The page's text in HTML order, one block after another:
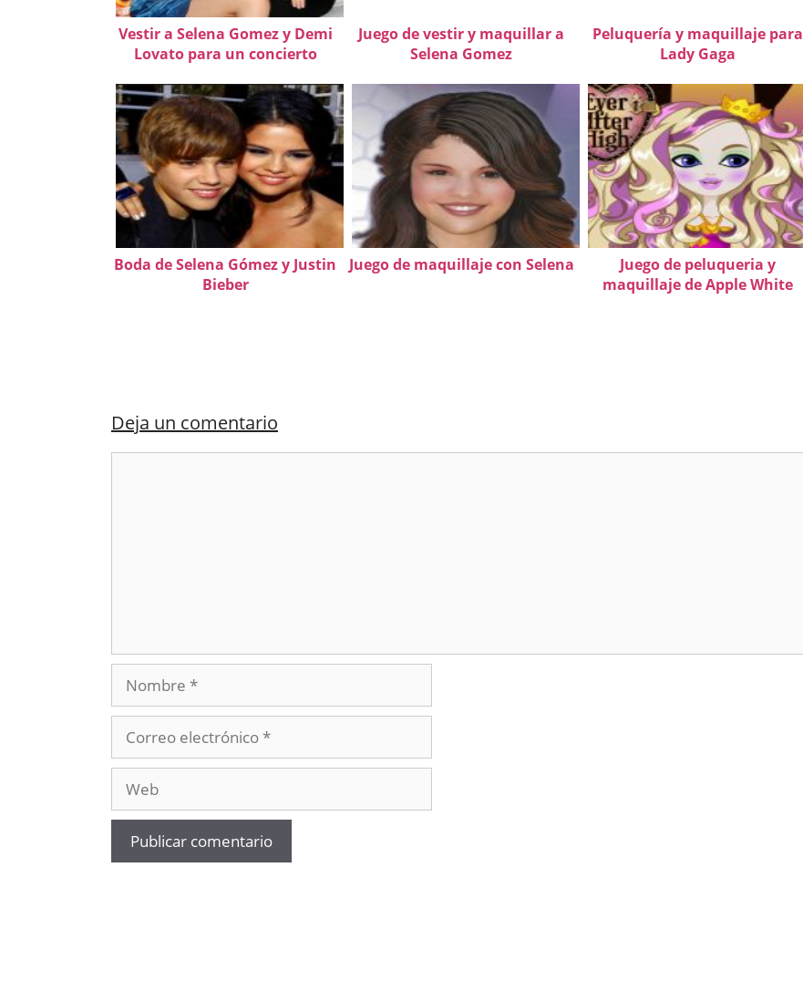
Vestir a Selena Gomez y Demi
Lovato para un concierto
Juego de vestir y maquillar a
Selena Gomez
Peluquería y maquillaje para
Lady Gaga
Boda de Selena Gómez y Justin
Bieber
Juego de maquillaje con Selena
Juego de peluqueria y
maquillaje de Apple White
Deja un comentario
Nombre
electrónico